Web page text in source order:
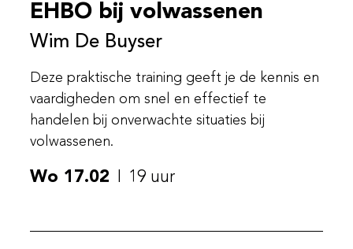
EHBO bij volwassenen
Wim De Buyser
Deze praktische training geeft je de kennis en
vaardigheden om snel en effectief te
handelen bij onverwachte situaties bij
volwassenen.
Wo 17.02 19 uur